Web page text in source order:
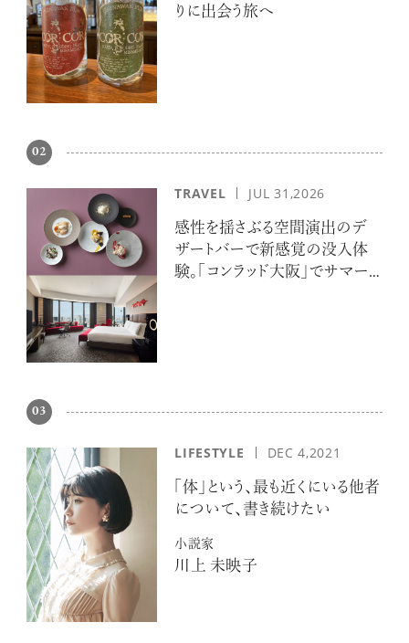
りに出会う旅へ
02
TRAVEL JUL 31,2026
感性を揺さぶる空間演出のデ
ザートバーで新感覚の没入体
験。「コンラッド大阪」でサマー
03
LIFESTYLE DEC 4,2021
「体」という、最も近くにいる他者
について、書き続けたい
小説家
川上 未映子